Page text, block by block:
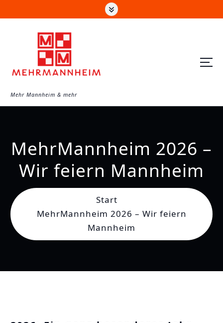
u
l
Mehr Mannheim & mehr
MehrMannheim 2026 –
Wir feiern Mannheim
Start
MehrMannheim 2026 – Wir feiern
Mannheim